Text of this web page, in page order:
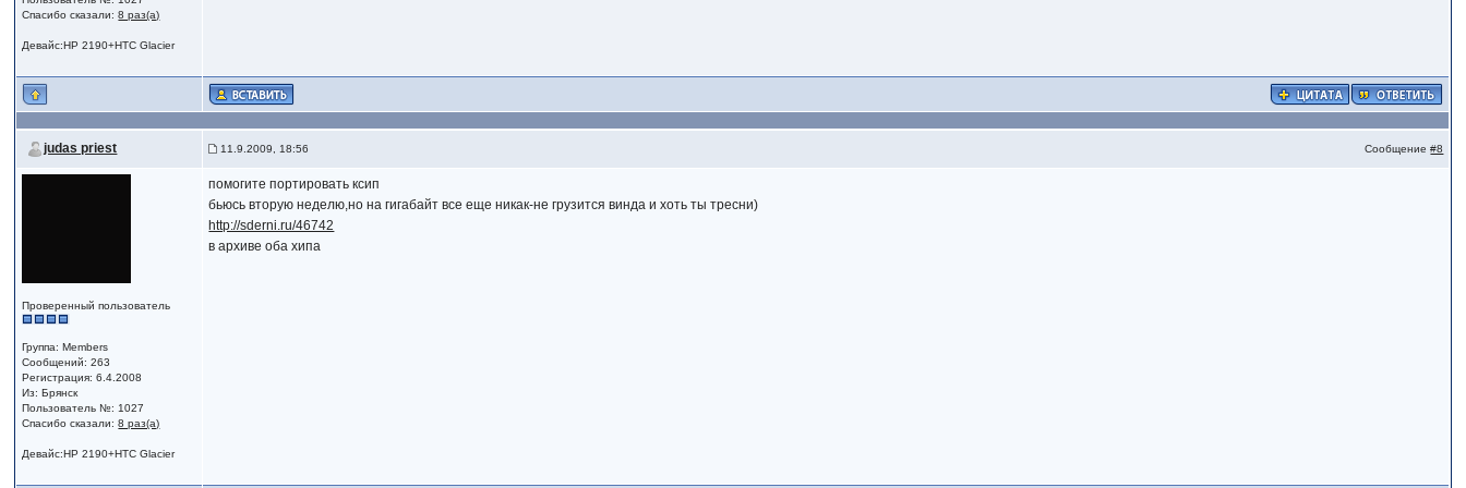
Спасибо сказали:8 раз(а)
Девайс:HP 2190+HTC Glacier
judas priest 11.9.2009, 18:56 Сообщение#8
Проверенный пользователь
Группа: Members
Сообщений: 263
Регистрация: 6.4.2008
Из: Брянск
Пользователь №: 1027
Спасибо сказали:8 раз(а)
Девайс:HP 2190+HTC Glacier
помогите портировать ксип
бьюсь вторую неделю,но на гигабайт все еще никак-не грузится винда и хоть ты тресни)
http://sderni.ru/46742
в архиве оба хипа